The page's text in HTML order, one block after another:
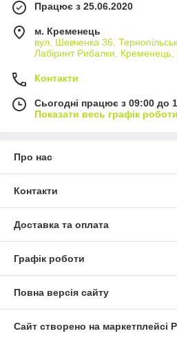
Працює з 25.06.2020
м. Кременець
вул. Шевченка 36,
Лабіринт Рибалки, Кременець,
Контакти
Сьогодні працює з 09:00 до
Показати весь графік роботи
Про нас
Контакти
Доставка та оплата
Графік роботи
Повна версія сайту
Сайт створено на маркетплейсі